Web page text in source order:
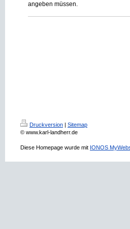
angeben müssen.
Druckversion | Sitemap
© www.karl-landherr.de
Diese Homepage wurde mit IONOS